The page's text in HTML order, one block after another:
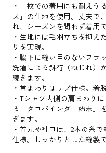
・一枚での着用にも耐えう
ス」の生地を使用。丈夫で
れ、シーズンを問わず着用
・生地には毛羽立ちを抑え
りを実現。
・脇下に縫い目のないフラ
洗濯による斜行（ねじれ）
続きます。
・首まわりはリブ仕様。着
・Tシャツ内側の肩まわり
る「タコバインダー始末」
ぎます。
・首元や袖口は、2本の糸
仕様。しっかりとした縫製